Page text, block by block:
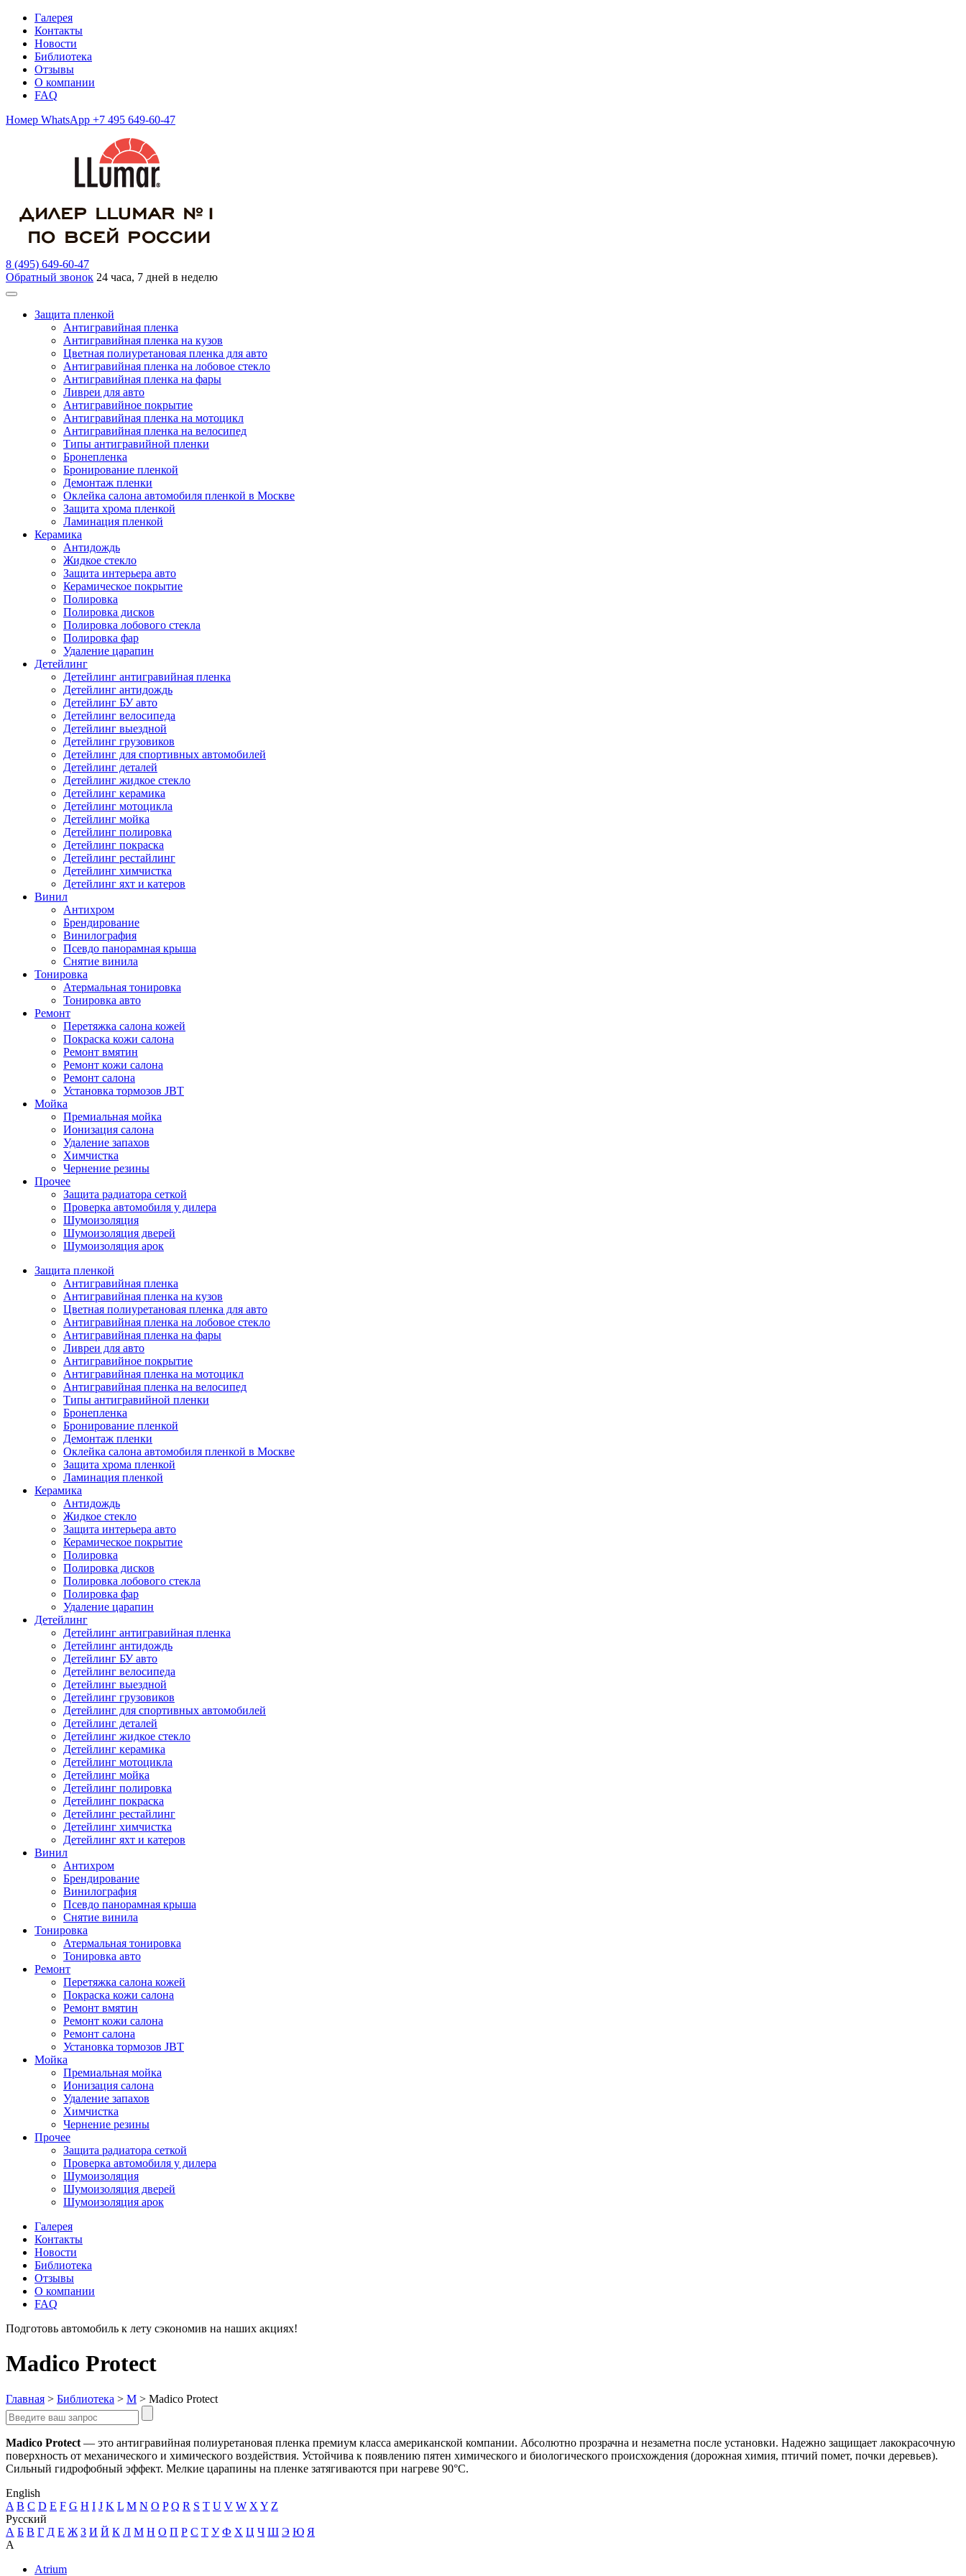
Галерея
Контакты
Новости
Библиотека
Отзывы
О компании
FAQ
Номер WhatsApp +7 495 649-60-47
8 (495) 649-60-47
Обратный звонок 24 часа, 7 дней в неделю
Защита пленкой
Антигравийная пленка
Антигравийная пленка на кузов
Цветная полиуретановая пленка для авто
Антигравийная пленка на лобовое стекло
Антигравийная пленка на фары
Ливреи для авто
Антигравийное покрытие
Антигравийная пленка на мотоцикл
Антигравийная пленка на велосипед
Типы антигравийной пленки
Бронепленка
Бронирование пленкой
Демонтаж пленки
Оклейка салона автомобиля пленкой в Москве
Защита хрома пленкой
Ламинация пленкой
Керамика
Антидождь
Жидкое стекло
Защита интерьера авто
Керамическое покрытие
Полировка
Полировка дисков
Полировка лобового стекла
Полировка фар
Удаление царапин
Детейлинг
Детейлинг антигравийная пленка
Детейлинг антидождь
Детейлинг БУ авто
Детейлинг велосипеда
Детейлинг выездной
Детейлинг грузовиков
Детейлинг для спортивных автомобилей
Детейлинг деталей
Детейлинг жидкое стекло
Детейлинг керамика
Детейлинг мотоцикла
Детейлинг мойка
Детейлинг полировка
Детейлинг покраска
Детейлинг рестайлинг
Детейлинг химчистка
Детейлинг яхт и катеров
Винил
Антихром
Брендирование
Винилография
Псевдо панорамная крыша
Снятие винила
Тонировка
Атермальная тонировка
Тонировка авто
Ремонт
Перетяжка салона кожей
Покраска кожи салона
Ремонт вмятин
Ремонт кожи салона
Ремонт салона
Установка тормозов JBT
Мойка
Премиальная мойка
Ионизация салона
Удаление запахов
Химчистка
Чернение резины
Прочее
Защита радиатора сеткой
Проверка автомобиля у дилера
Шумоизоляция
Шумоизоляция дверей
Шумоизоляция арок
Защита пленкой
Антигравийная пленка
Антигравийная пленка на кузов
Цветная полиуретановая пленка для авто
Антигравийная пленка на лобовое стекло
Антигравийная пленка на фары
Ливреи для авто
Антигравийное покрытие
Антигравийная пленка на мотоцикл
Антигравийная пленка на велосипед
Типы антигравийной пленки
Бронепленка
Бронирование пленкой
Демонтаж пленки
Оклейка салона автомобиля пленкой в Москве
Защита хрома пленкой
Ламинация пленкой
Керамика
Антидождь
Жидкое стекло
Защита интерьера авто
Керамическое покрытие
Полировка
Полировка дисков
Полировка лобового стекла
Полировка фар
Удаление царапин
Детейлинг
Детейлинг антигравийная пленка
Детейлинг антидождь
Детейлинг БУ авто
Детейлинг велосипеда
Детейлинг выездной
Детейлинг грузовиков
Детейлинг для спортивных автомобилей
Детейлинг деталей
Детейлинг жидкое стекло
Детейлинг керамика
Детейлинг мотоцикла
Детейлинг мойка
Детейлинг полировка
Детейлинг покраска
Детейлинг рестайлинг
Детейлинг химчистка
Детейлинг яхт и катеров
Винил
Антихром
Брендирование
Винилография
Псевдо панорамная крыша
Снятие винила
Тонировка
Атермальная тонировка
Тонировка авто
Ремонт
Перетяжка салона кожей
Покраска кожи салона
Ремонт вмятин
Ремонт кожи салона
Ремонт салона
Установка тормозов JBT
Мойка
Премиальная мойка
Ионизация салона
Удаление запахов
Химчистка
Чернение резины
Прочее
Защита радиатора сеткой
Проверка автомобиля у дилера
Шумоизоляция
Шумоизоляция дверей
Шумоизоляция арок
Галерея
Контакты
Новости
Библиотека
Отзывы
О компании
FAQ
Подготовь автомобиль к лету сэкономив на наших акциях!
Madico Protect
Главная > Библиотека > M > Madico Protect
Madico Protect — это антигравийная полиуретановая пленка премиум класса американской компании. Абсолютно прозрачна и незаметна после установки. Надежно защищает лакокрасочную
поверхность от механического и химического воздействия. Устойчива к появлению пятен химического и биологического происхождения (дорожная химия, птичий помет, почки деревьев).
Сильный гидрофобный эффект. Мелкие царапины на пленке затягиваются при нагреве 90°С.
English
A B C D E F G H I J K L M N O P Q R S T U V W X Y Z
Русский
А Б В Г Д Е Ж З И Й К Л М Н О П Р С Т У Ф Х Ц Ч Ш Э Ю Я
A
Atrium